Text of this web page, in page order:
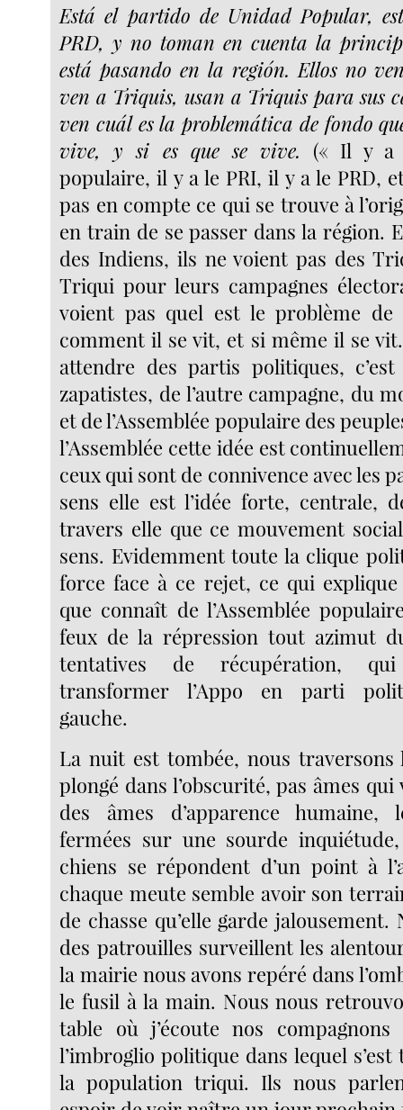
Está el partido de Unidad Popular,
PRD, y no toman en cuenta la
está pasando en la región. Ellos no
ven a Triquis, usan a Triquis para sus
ven cuál es la problemática de fondo
vive, y si es que se vive. (« Il y a
populaire, il y a le PRI, il y a le PRD,
pas en compte ce qui se trouve à
en train de se passer dans la région.
des Indiens, ils ne voient pas des
Triqui pour leurs campagnes
voient pas quel est le problème
comment il se vit, et si même il se
attendre des partis politiques,
zapatistes, de l’autre campagne, du
et de l’Assemblée populaire des
l’Assemblée cette idée est
ceux qui sont de connivence avec les
sens elle est l’idée forte, centrale,
travers elle que ce mouvement
sens. Evidemment toute la clique
force face à ce rejet, ce qui
que connaît de l’Assemblée
feux de la répression tout azimut
tentatives de récupération,
transformer l’Appo en parti
gauche.
La nuit est tombée, nous traversons
plongé dans l’obscurité, pas âmes
des âmes d’apparence
fermées sur une sourde
chiens se répondent d’un point à
chaque meute semble avoir son
de chasse qu’elle garde jalousement.
des patrouilles surveillent les
la mairie nous avons repéré dans
le fusil à la main. Nous nous
table où j’écoute nos
l’imbroglio politique dans lequel
la population triqui. Ils nous